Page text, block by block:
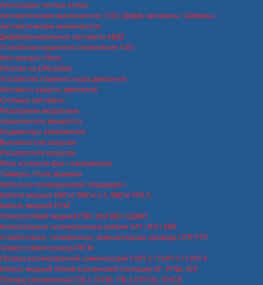
Аксессуары теплых полов
Автоматические выключатели, УЗО, Дифф. автоматы, таймеры
Автоматические выключатели
Дифференциальные автоматы АВДТ
Устройства защитного отключения УЗО
Контакторы / Реле
Розетки на DIN-рейку
Устройства плавного пуска двигателя
Автоматы защиты двигателя
Силовые автоматы
Разрядники модульные
ограничитель мощности
Индикаторы напряжения
Выключатели нагрузки
Расцепители нагрузки
Реле контроля фаз / напряжения
Таймеры / Реле времени
Кабельно-проводниковая продукция
Кабели медные ВВГнг, ВВГнг-LS, ВВГнг-FRLS
Кабель медный NYM
Провод гибкий медный ПВС (КуГВВ) / ШВВП
Коаксиальные телевизионные кабели SAT / RG / КВК
Слаботочные, телефонные, компьютерные провода UTP, FTP
Термостойкий провод РКГМ
Провод изолированный самонесущий СИП-2 / СИП-3 / СИП-4
Кабель медный гибкий в резиновой изоляции КГ, РПШ, КОГ
Провод одножильный ПВ-1 (ПУВ), ПВ-3 (ПУГВ), ПНСВ